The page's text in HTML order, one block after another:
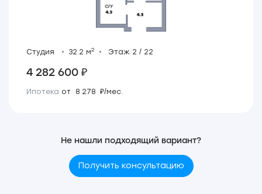
Студия 32.2 м2 Этаж 2 / 22
4 282 600 ₽
Ипотека от 8 278 ₽/мес.
Не нашли подходящий вариант?
Получить консультацию